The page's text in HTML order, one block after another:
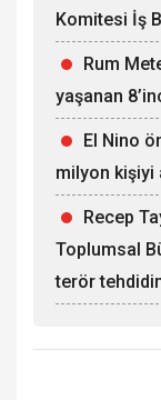
Komitesi İş
Rum
yaşanan
El Nino
milyon kişiyi
Recep
Toplumsal
terör